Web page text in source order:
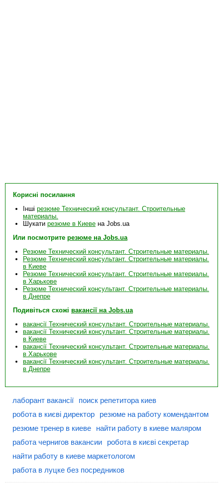
Корисні посилання
Інші резюме Технический консультант. Строительные
материалы.
Шукати резюме в Киеве на Jobs.ua
Или посмотрите резюме на Jobs.ua
Резюме Технический консультант. Строительные материалы.
Резюме Технический консультант. Строительные материалы.
в Киеве
Резюме Технический консультант. Строительные материалы.
в Харькове
Резюме Технический консультант. Строительные материалы.
в Днепре
Подивіться схожі вакансії на Jobs.ua
вакансії Технический консультант. Строительные материалы.
вакансії Технический консультант. Строительные материалы.
в Киеве
вакансії Технический консультант. Строительные материалы.
в Харькове
вакансії Технический консультант. Строительные материалы.
в Днепре
лаборант вакансії
поиск репетитора киев
робота в києві директор
резюме на работу комендантом
резюме тренер в киеве
найти работу в киеве маляром
работа чернигов вакансии
робота в києві секретар
найти работу в киеве маркетологом
работа в луцке без посредников